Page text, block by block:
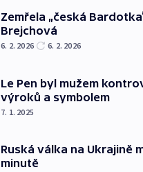
Zemřela „česká
Brejchová
6. 2. 2026 6. 2. 2026
Le Pen byl mužem
výroků a symbolem
7. 1. 2025
Ruská válka na Ukrajině
minutě